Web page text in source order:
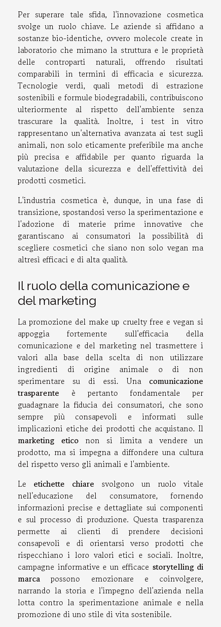
Per superare tale sfida, l'innovazione cosmetica
svolge un ruolo chiave. Le aziende si affidano a
sostanze bio-identiche, ovvero molecole create in
laboratorio che mimano la struttura e le proprietà
delle controparti naturali, offrendo risultati
comparabili in termini di efficacia e sicurezza.
Tecnologie verdi, quali metodi di estrazione
sostenibili e formule biodegradabili, contribuiscono
ulteriormente al rispetto dell'ambiente senza
trascurare la qualità. Inoltre, i test in vitro
rappresentano un'alternativa avanzata ai test sugli
animali, non solo eticamente preferibile ma anche
più precisa e affidabile per quanto riguarda la
valutazione della sicurezza e dell'effettività dei
prodotti cosmetici.
L'industria cosmetica è, dunque, in una fase di
transizione, spostandosi verso la sperimentazione e
l'adozione di materie prime innovative che
garantiscano ai consumatori la possibilità di
scegliere cosmetici che siano non solo vegan ma
altresì efficaci e di alta qualità.
Il ruolo della comunicazione e
del marketing
La promozione del make up cruelty free e vegan si
appoggia fortemente sull'efficacia della
comunicazione e del marketing nel trasmettere i
valori alla base della scelta di non utilizzare
ingredienti di origine animale o di non
sperimentare su di essi. Una comunicazione
trasparente è pertanto fondamentale per
guadagnare la fiducia dei consumatori, che sono
sempre più consapevoli e informati sulle
implicazioni etiche dei prodotti che acquistano. Il
marketing etico non si limita a vendere un
prodotto, ma si impegna a diffondere una cultura
del rispetto verso gli animali e l'ambiente.
Le etichette chiare svolgono un ruolo vitale
nell'educazione del consumatore, fornendo
informazioni precise e dettagliate sui componenti
e sul processo di produzione. Questa trasparenza
permette ai clienti di prendere decisioni
consapevoli e di orientarsi verso prodotti che
rispecchiano i loro valori etici e sociali. Inoltre,
campagne informative e un efficace storytelling di
marca possono emozionare e coinvolgere,
narrando la storia e l'impegno dell'azienda nella
lotta contro la sperimentazione animale e nella
promozione di uno stile di vita sostenibile.